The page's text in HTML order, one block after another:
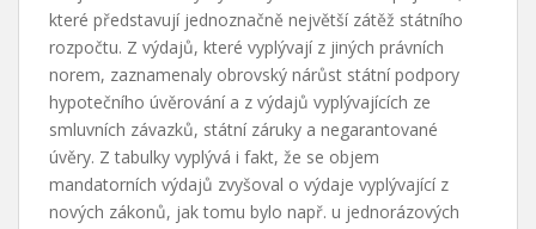
které představují jednoznačně největší zátěž státního
rozpočtu. Z výdajů, které vyplývají z jiných právních
norem, zaznamenaly obrovský nárůst státní podpory
hypotečního úvěrování a z výdajů vyplývajících ze
smluvních závazků, státní záruky a negarantované
úvěry. Z tabulky vyplývá i fakt, že se objem
mandatorních výdajů zvyšoval o výdaje vyplývající z
nových zákonů, jak tomu bylo např. u jednorázových